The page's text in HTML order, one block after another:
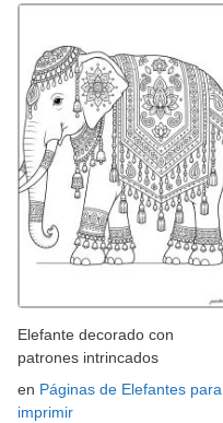
Elefante decorado con
patrones intrincados
en Páginas de Elefantes para
imprimir